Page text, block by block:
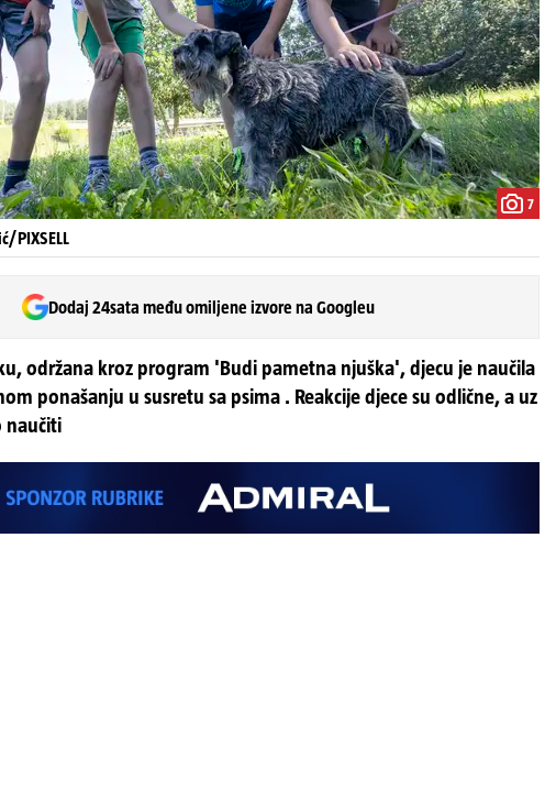
7
PIXSELL
Dodaj 24sata među omiljene izvore na Googleu
održana kroz program 'Budi pametna njuška', djecu je naučila
ponašanju u susretu sa psima . Reakcije djece su odlične, a uz
naučiti